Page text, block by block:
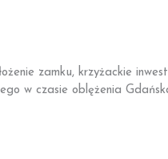
zamku, krzyżackie
w czasie oblężenia